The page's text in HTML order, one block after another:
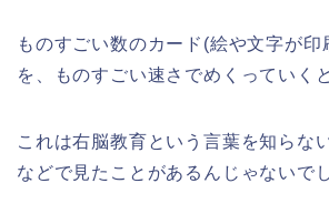
ものすごい数のカード(絵や文字が印
を、ものすごい速さでめくっていく
これは右脳教育という言葉を知らな
などで見たことがあるんじゃないで